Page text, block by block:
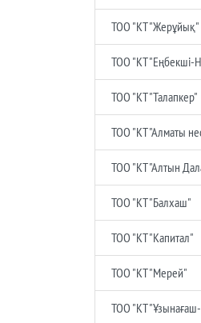
ТОО "КТ "Жерұйық"
ТОО "КТ "Еңбекшi-
ТОО "КТ "Талапкер"
ТОО "КТ "Алматы
ТОО "КТ "Алтын
ТОО "КТ "Балхаш"
ТОО "КТ "Капитал"
ТОО "КТ "Мерей"
ТОО "КТ